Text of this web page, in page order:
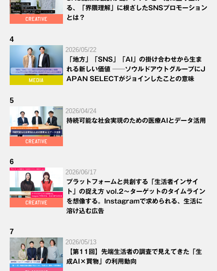
る、「界隈理解」に根ざしたSNSプロモーション
とは？
4
2026/05/22
「地方」「SNS」「AI」の掛け合わせから生ま
れる新しい価値 ──ソウルドアウトグループにJ
APAN SELECTがジョインしたことの意味
5
2026/04/24
持続可能な社会実現のための医療AIとデータ活用
6
2026/06/17
プラットフォームと共創する「生活者インサイ
ト」の捉え方 vol.2～ターゲットのタイムライン
を想像する。Instagramで求められる、生活に
溶け込む広告
7
2026/05/13
【第11回】先端生活者の調査で見えてきた「生
成AI×買物」の利用動向